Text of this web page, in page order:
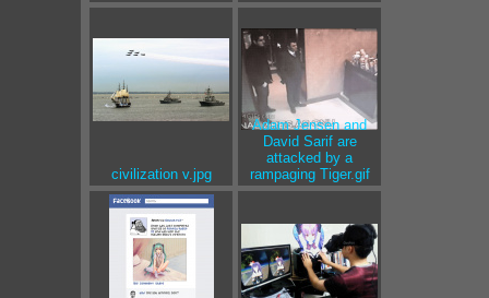
civilization v.jpg
Adam Jensen and
David Sarif are
attacked by a
rampaging Tiger.gif